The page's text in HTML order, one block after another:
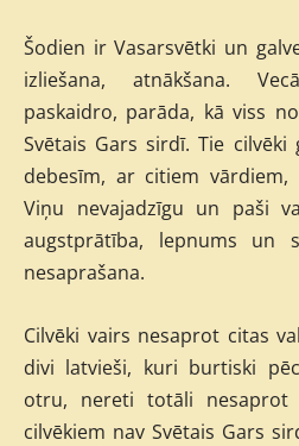
Šodien ir Vasarsvētki un
izliešana, atnākšana.
paskaidro, parāda, kā viss
Svētais Gars sirdī. Tie
debesīm, ar citiem
Viņu nevajadzīgu un paši
augstprātība, lepnums un
nesaprašana.
Cilvēki vairs nesaprot citas
divi latvieši, kuri burtiski
otru, nereti totāli nesaprot
cilvēkiem nav Svētais Gars